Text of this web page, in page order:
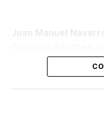
Centro Integral para
próximo a
espacio único en su